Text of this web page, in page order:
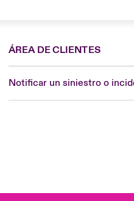
ÁREA DE CLIENTES
Notificar un siniestro o
London Market